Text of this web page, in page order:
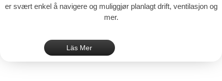
er svært enkel å navigere og muliggjør planlagt drift, ventilasjon og
mer.
Läs Mer